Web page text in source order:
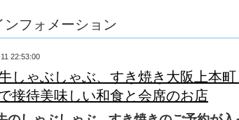
ンフォメーション
22:53:00
しゃぶしゃぶ、すき焼き大阪上本
接待美味しい和食と会席のお店